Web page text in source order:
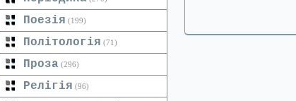
Поезія (199)
Політологія (71)
Проза (296)
Релігія (96)